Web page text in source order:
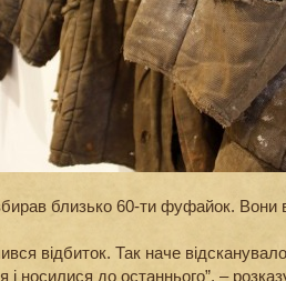
близько 60-ти фуфайок. Вони
відбиток. Так наче
і носилися до останнього”, –